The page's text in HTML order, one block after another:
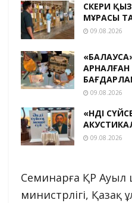
ӘСКЕРИ
МҰРАСЫ
09.08.2026
09.08.2026
«ӘНДІ
09.08.2026
Семинарға ҚР
министрлігі, Қазақ